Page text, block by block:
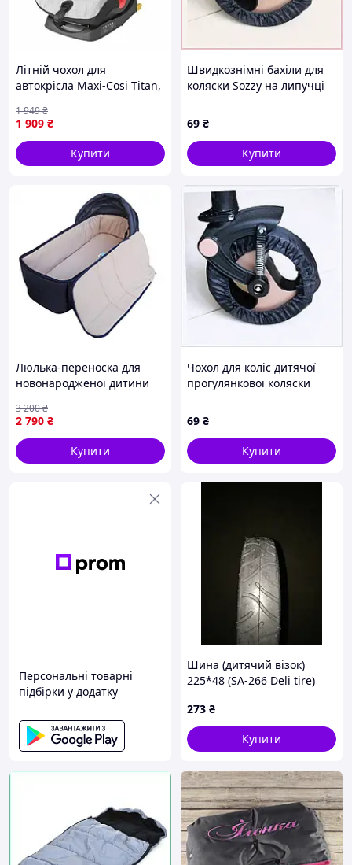
Літній чохол для
автокрісла Maxi-Cosi Titan,
(8249790110)
1 909 ₴
1 949₴
Купити
Швидкознімні бахіли для
коляски Sozzy на липучці
69 ₴
Купити
Люлька-переноска для
новонародженої дитини
(963973974)
2 790 ₴
3 200₴
Купити
Чохол для коліс дитячої
прогулянкової коляски
69 ₴
Купити
Персональні товарні
підбірки у додатку
Шина (дитячий візок)
225*48 (SA-266 Deli tire)
273 ₴
Купити